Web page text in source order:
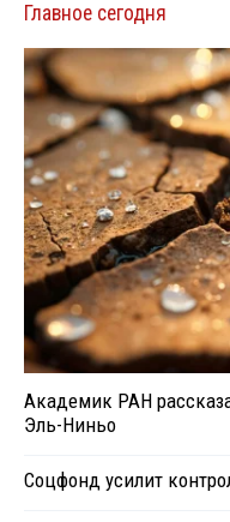
Главное сегодня
Академик РАН
Эль-Ниньо
Соцфонд усилит